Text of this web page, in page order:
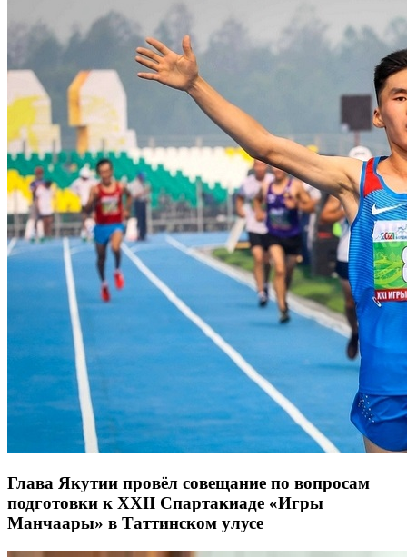
Глава Якутии провёл совещание по вопросам
подготовки к XXII Спартакиаде «Игры
Манчаары» в Таттинском улусе